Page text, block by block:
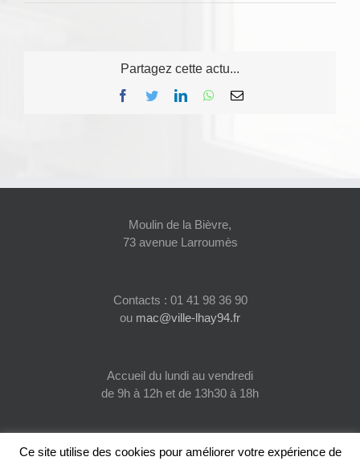
Partagez cette actu...
Facebook
TwitterLinkedInWhatsApp
Email
Moulin de la Bièvre,
73 avenue Larroumès
Contacts : 01 41 98 36 90
ou mac@ville-lhay94.fr
Accueil du lundi au vendredi
de 9h à 12h et de 13h30 à 18h
Ce site utilise des cookies pour améliorer votre expérience de